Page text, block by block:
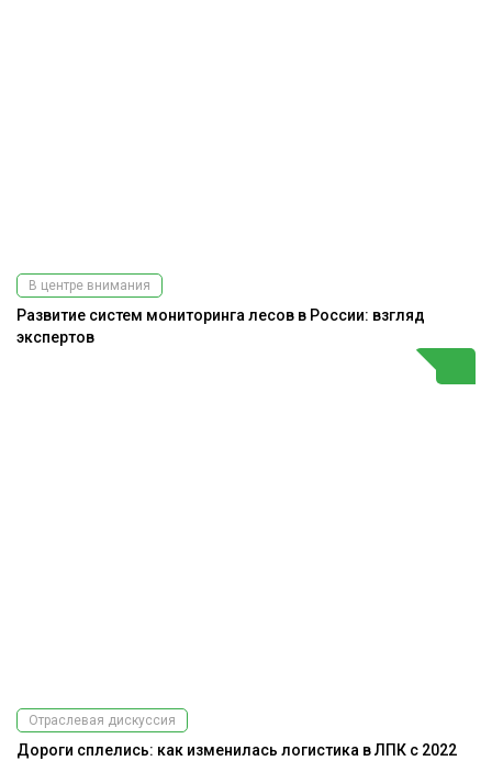
В центре внимания
Развитие систем мониторинга лесов в России: взгляд
экспертов
Отраслевая дискуссия
Дороги сплелись: как изменилась логистика в ЛПК с 2022